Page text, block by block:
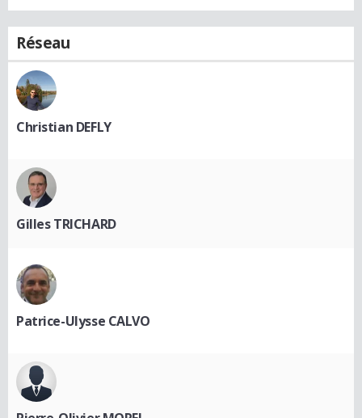
Réseau
Christian DEFLY
Gilles TRICHARD
Patrice-Ulysse CALVO